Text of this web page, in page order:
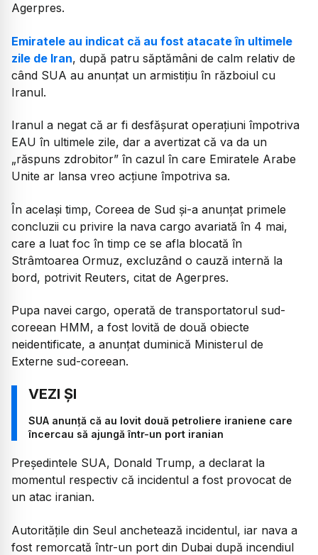
Agerpres.
Emiratele au indicat că au fost atacate în ultimele
zile de Iran, după patru săptămâni de calm relativ de
când SUA au anunțat un armistițiu în războiul cu
Iranul.
Iranul a negat că ar fi desfășurat operațiuni împotriva
EAU în ultimele zile, dar a avertizat că va da un
„răspuns zdrobitor” în cazul în care Emiratele Arabe
Unite ar lansa vreo acțiune împotriva sa.
În același timp, Coreea de Sud și-a anunțat primele
concluzii cu privire la nava cargo avariată în 4 mai,
care a luat foc în timp ce se afla blocată în
Strâmtoarea Ormuz, excluzând o cauză internă la
bord, potrivit Reuters, citat de Agerpres.
Pupa navei cargo, operată de transportatorul sud-
coreean HMM, a fost lovită de două obiecte
neidentificate, a anunțat duminică Ministerul de
Externe sud-coreean.
SUA anunță că au lovit două petroliere iraniene care
încercau să ajungă într-un port iranian
Președintele SUA, Donald Trump, a declarat la
momentul respectiv că incidentul a fost provocat de
un atac iranian.
Autoritățile din Seul anchetează incidentul, iar nava a
fost remorcată într-un port din Dubai după incendiul